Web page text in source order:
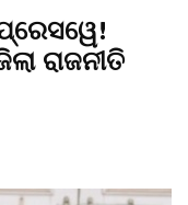
ରାଜନୀତି